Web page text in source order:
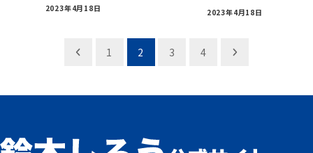
2023年4月18日 2023年4月18日
ナ
ゲ
1 2 3 4